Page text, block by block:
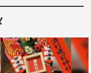
津保建秀は「今回の
ありと立ち上がってき
このポスターから、こ